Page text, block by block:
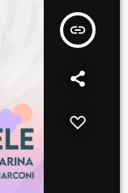
insert_link